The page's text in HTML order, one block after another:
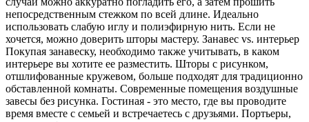
непосредственным стежком по всей длине. Идеально
использовать слабую иглу и полиэфирную нить. Если не
хочется, можно доверить шторы мастеру. Занавес vs. интерьер
Покупая занавеску, необходимо также учитывать, в каком
интерьере вы хотите ее разместить. Шторы с рисунком,
отшлифованные кружевом, больше подходят для традиционно
обставленной комнаты. Современные помещения воздушные
завесы без рисунка. Гостиная - это место, где вы проводите
время вместе с семьей и встречаетесь с друзьями. Портьеры,